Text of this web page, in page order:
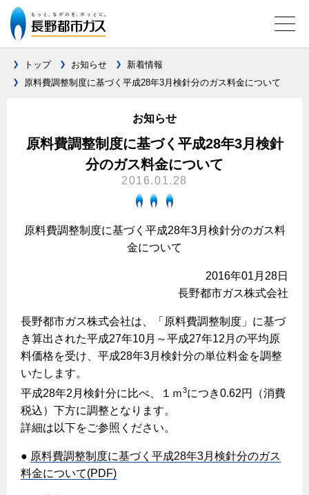
料金表
ご請求とお支払いについて
口座振替によるお支払い
払込書によるスマホアプリでのお支払い
検針について
原料費調整制度について
こんなときは
ガスくさいとき・警報器が鳴ったとき
ガスが出ないとき
ガスメーターの復帰方法
設備別に比較する
ガスコンロとIHクッキングヒーターの比較
調理性
快適性
経済性
ライフスタイルの変化に対応するエコジョーズ
ガス・電気併用住宅とオール電化住宅の比較
オススメの商品一覧
レンジフード
レンジフード
オーブン・炊飯器
オーブン
炊飯器
キッチンをリフォーム
リフォーム事例紹介
3つのあんしん宣言
テレビCM
スタッフ
リフォームの流れ
都市ガスでんき 従量電灯Ｂ
都市ガスでんき 従量電灯Ｃ
都市ガスでんき 低圧電力
電気料金の計算について
ご請求とお支払い
約款
食育活動について
エコ・クッキング
料理教室レンタル
ホーム お知らせ
お問合わせ・資料請求 ショールーム
情報誌 企業情報
トップ お知らせ
新着情報
原料費調整制度に基づく平成28年3月検針分のガス料金について
お知らせ
原料費調整制度に基づく平成28年3月検針
分のガス料金について
2016.01.28
原料費調整制度に基づく平成28年3月検針分のガス料
金について
2016年01月28日
長野都市ガス株式会社
長野都市ガス株式会社は、「原料費調整制度」に基づ
き算出された平成27年10月～平成27年12月の平均原
料価格を受け、平成28年3月検針分の単位料金を調整
いたします。
平成28年2月検針分に比べ、１ｍ3につき0.62円（消費
税込）下方に調整となります。
詳細は以下をご参照ください。
● 原料費調整制度に基づく平成28年3月検針分のガス
料金について(PDF)